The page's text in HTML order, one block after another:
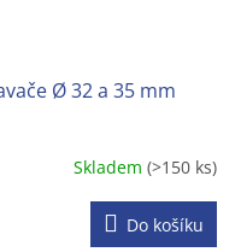
Ø 32 a 35 mm
Skladem(>150 ks)
Do košíku